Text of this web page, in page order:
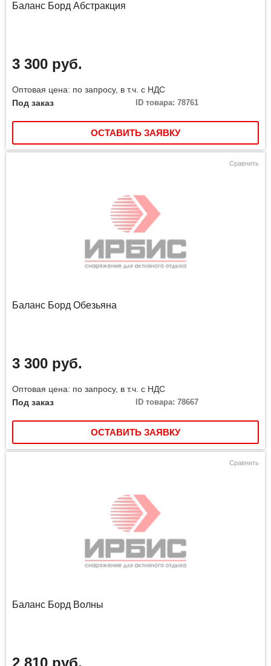
Баланс Борд Абстракция
3 300 руб.
Оптовая цена: по запросу, в т.ч. с НДС
Под заказ
ID товара: 78761
ОСТАВИТЬ ЗАЯВКУ
Сравнить
Баланс Борд Обезьяна
3 300 руб.
Оптовая цена: по запросу, в т.ч. с НДС
Под заказ
ID товара: 78667
ОСТАВИТЬ ЗАЯВКУ
Сравнить
Баланс Борд Волны
2 810 руб.